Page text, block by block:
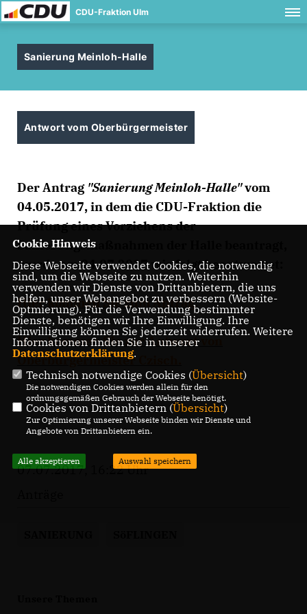
CDU-Fraktion Ulm
Sanierung Meinloh-Halle
Antwort vom Oberbürgermeister
Der Antrag "Sanierung Meinloh-Halle"vom
04.05.2017, in dem die CDU-Fraktion die
Prüfung eines Vorziehens der
Sanierungsmaßnahmen der Halle beantragt,
wurde am 04.07.2017 wir folgt beantwortet:
Hier kommen Sie zum Antrag.
Hier kommen Sie zur Antwort von
Oberbürgermeister Czisch.
07.07.2017, 16:22 Uhr
Cookie Hinweis
Diese Webseite verwendet Cookies, die notwendig
sind, um die Webseite zu nutzen. Weiterhin
verwenden wir Dienste von Drittanbietern, die uns
helfen, unser Webangebot zu verbessern (Website-
Optmierung). Für die Verwendung bestimmter
Dienste, benötigen wir Ihre Einwilligung. Ihre
Einwilligung können Sie jederzeit widerrufen. Weitere
Informationen finden Sie in unserer
Datenschutzerklärung.
Technisch notwendige Cookies (Übersicht)
Die notwendigen Cookies werden allein für den
ordnungsgemäßen Gebrauch der Webseite benötigt.
Cookies von Drittanbietern (Übersicht)
Zur Optimierung unserer Webseite binden wir Dienste und
Angebote von Drittanbietern ein.
Alle akzeptieren Auswahl speichern